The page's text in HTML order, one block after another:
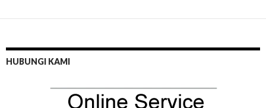
HUBUNGI KAMI